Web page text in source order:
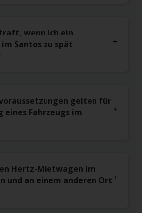
wenn ich ein
Santos zu spät
gelten für
eines Fahrzeugs im
Hertz-Mietwagen im
und an einem anderen Ort